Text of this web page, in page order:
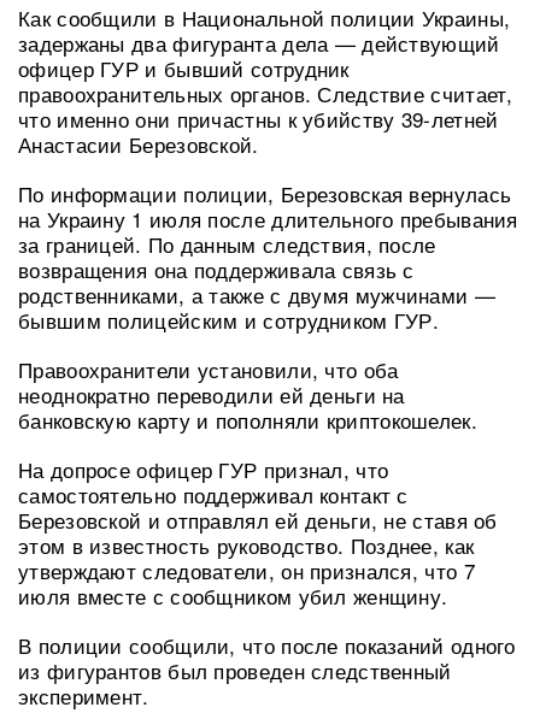
Как сообщили в Национальной полиции Украины,
задержаны два фигуранта дела — действующий
офицер ГУР и бывший сотрудник
правоохранительных органов. Следствие считает,
что именно они причастны к убийству 39-летней
Анастасии Березовской.
По информации полиции, Березовская вернулась
на Украину 1 июля после длительного пребывания
за границей. По данным следствия, после
возвращения она поддерживала связь с
родственниками, а также с двумя мужчинами —
бывшим полицейским и сотрудником ГУР.
Правоохранители установили, что оба
неоднократно переводили ей деньги на
банковскую карту и пополняли криптокошелек.
На допросе офицер ГУР признал, что
самостоятельно поддерживал контакт с
Березовской и отправлял ей деньги, не ставя об
этом в известность руководство. Позднее, как
утверждают следователи, он признался, что 7
июля вместе с сообщником убил женщину.
В полиции сообщили, что после показаний одного
из фигурантов был проведен следственный
эксперимент.